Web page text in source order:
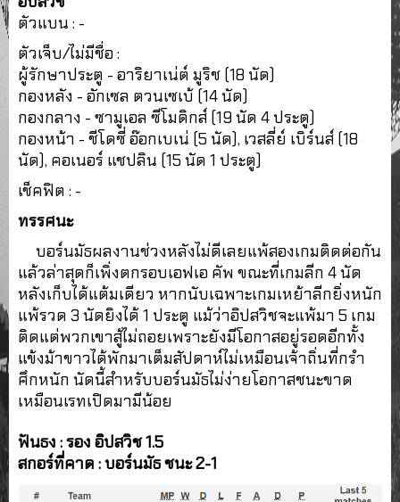
ตัวแบน : -
ตัวเจ็บ/ไม่มีชื่อ :
ผู้รักษาประตู - อาริยาเน่ต์ มูริช (18 นัด)
กองหลัง - อักเซล ตวนเซเบ้ (14 นัด)
กองกลาง - ซามูเอล ซีโมดิกส์ (19 นัด 4 ประตู)
กองหน้า - ชีโดซี่ อ๊อกเบเน่ (5 นัด), เวสลี่ย์ เบิร์นส์ (18
นัด), คอเนอร์ แชปลิน (15 นัด 1 ประตู)
เช็คฟิต : -
ทรรศนะ
บอร์นมัธผลงานช่วงหลังไม่ดีเลยแพ้สองเกมติดต่อกัน
แล้วล่าสุดก็เพิ่งตกรอบเอฟเอ คัพ ขณะที่เกมลีก 4 นัด
หลังเก็บได้แต้มเดียว หากนับเฉพาะเกมเหย้าลีกยิ่งหนัก
แพ้รวด 3 นัดยิงได้ 1 ประตู แม้ว่าอิปสวิชจะแพ้มา 5 เกม
ติดแต่พวกเขาสู้ไม่ถอยเพราะยังมีโอกาสอยู่รอดอีกทั้ง
แข้งม้าขาวได้พักมาเต็มสัปดาห์ไม่เหมือนเจ้าถิ่นที่กรำ
ศึกหนัก นัดนี้สำหรับบอร์นมัธไม่ง่ายโอกาสชนะขาด
เหมือนเรทเปิดมามีน้อย
ฟันธง : รอง อิปสวิช 1.5
สกอร์ที่คาด : บอร์นมัธ ชนะ 2-1